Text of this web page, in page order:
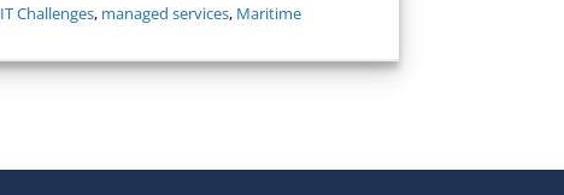
IT Challenges, managed services, Maritime